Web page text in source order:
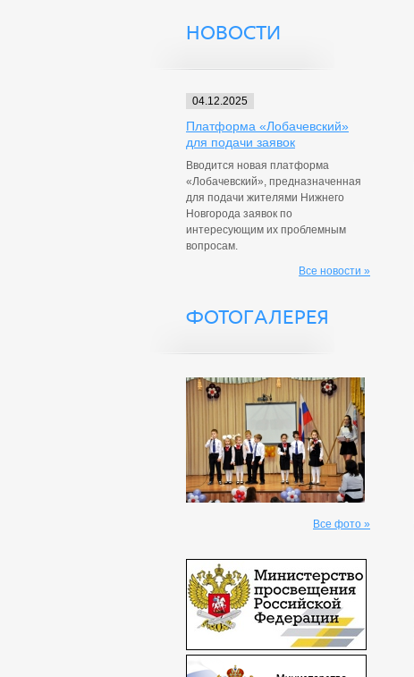
НОВОСТИ
04.12.2025
Платформа «Лобачевский»
для подачи заявок
Вводится новая платформа
«Лобачевский», предназначенная
для подачи жителями Нижнего
Новгорода заявок по
интересующим их проблемным
вопросам.
Все новости »
ФОТОГАЛЕРЕЯ
Все фото »